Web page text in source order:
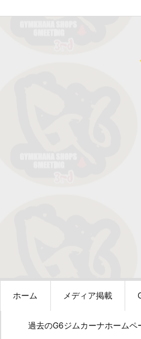
ホーム メディア掲載
過去のG6ジムカーナホームペ